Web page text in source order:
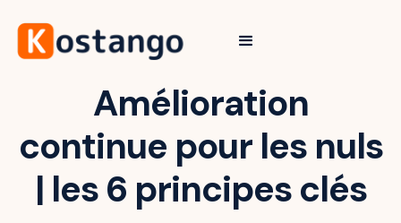
Amélioration
continue pour les nuls
| les 6 principes clés